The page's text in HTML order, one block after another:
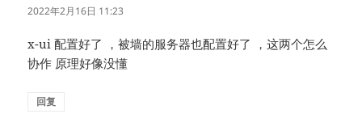
道：
2022年2月16日 11:23
x-ui 配置好了 ，被墙的服务器也配置好了 ，这两个怎么
协作 原理好像没懂
回复